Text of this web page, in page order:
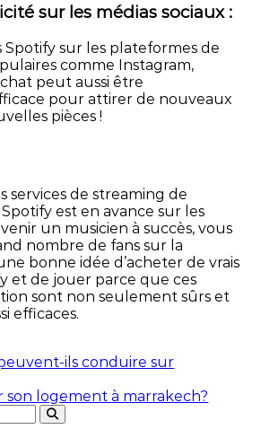
sur les médias sociaux :
Spotify sur les plateformes de
comme Instagram,
peut aussi être
pour attirer de nouveaux
pièces !
services de streaming de
est en avance sur les
un musicien à succès, vous
nombre de fans sur la
bonne idée d’acheter de vrais
et de jouer parce que ces
sont non seulement sûrs et
efficaces.
ils conduire sur
son logement à marrakech?
Rechercher